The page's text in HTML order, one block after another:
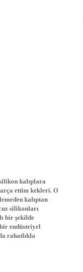
kalıplara
ettim kekleri. O
kalıptan
silikonları
bir şekilde
endüstriyel
rahatlıkla